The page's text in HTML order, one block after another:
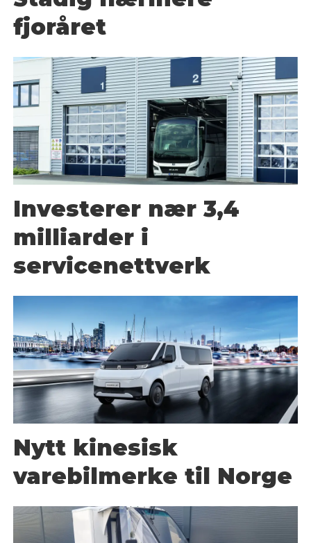
fjoråret
Investerer nær 3,4
milliarder i
servicenettverk
Nytt kinesisk
varebilmerke til Norge